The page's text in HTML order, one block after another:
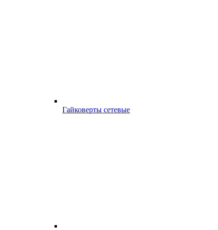
Гайковерты сетевые